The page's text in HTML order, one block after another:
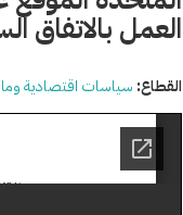
العمل بالاتفاق
القطاع: سياسات اقتصادية